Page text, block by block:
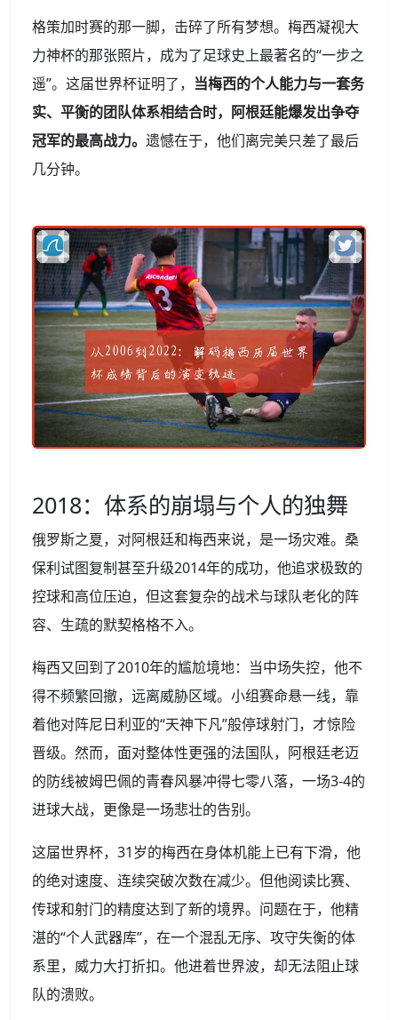
格策加时赛的那一脚，击碎了所有梦想。梅西凝视大
力神杯的那张照片，成为了足球史上最著名的“一步之
遥”。这届世界杯证明了， 当梅西的个人能力与一套务
实、平衡的团队体系相结合时，阿根廷能爆发出争夺
冠军的最高战力。 遗憾在于，他们离完美只差了最后
几分钟。
2018：体系的崩塌与个人的独舞
俄罗斯之夏，对阿根廷和梅西来说，是一场灾难。桑
保利试图复制甚至升级2014年的成功，他追求极致的
控球和高位压迫，但这套复杂的战术与球队老化的阵
容、生疏的默契格格不入。
梅西又回到了2010年的尴尬境地：当中场失控，他不
得不频繁回撤，远离威胁区域。小组赛命悬一线，靠
着他对阵尼日利亚的“天神下凡”般停球射门，才惊险
晋级。然而，面对整体性更强的法国队，阿根廷老迈
的防线被姆巴佩的青春风暴冲得七零八落，一场3-4的
进球大战，更像是一场悲壮的告别。
这届世界杯，31岁的梅西在身体机能上已有下滑，他
的绝对速度、连续突破次数在减少。但他阅读比赛、
传球和射门的精度达到了新的境界。问题在于，他精
湛的“个人武器库”，在一个混乱无序、攻守失衡的体
系里，威力大打折扣。他进着世界波，却无法阻止球
队的溃败。